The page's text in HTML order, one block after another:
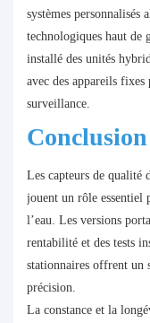
systèmes
technologiques haut de
installé des unités
avec des appareils fixes
surveillance.
Conclusion
Les capteurs de qualité
jouent un rôle essentiel
l’eau. Les versions
rentabilité et des tests
stationnaires offrent un
précision.
La constance et la